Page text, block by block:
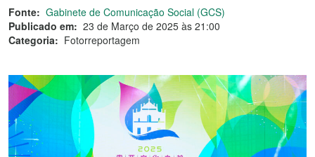
Fonte: Gabinete de Comunicação Social (GCS)
Publicado em: 23 de Março de 2025 às 21:00
Categoria: Fotorreportagem